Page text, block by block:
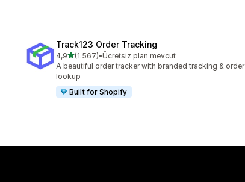
Track123 Order Tracking
4,95 yıldız üzerinden
(1.567)
toplam 1567 değerlendirme
•Ücretsiz plan mevcut
A beautiful order tracker with branded tracking & order
lookup
Built for Shopify